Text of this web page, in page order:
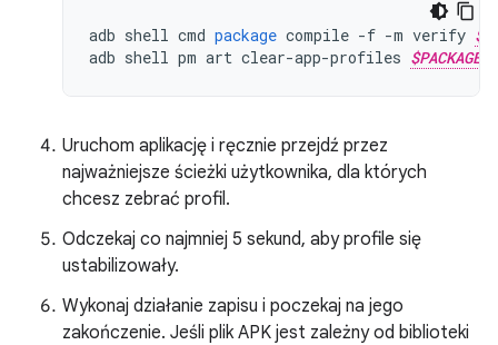
adb shell cmd package compile -f -m verify
adb shell pm art clear-app-profiles
Uruchom aplikację i ręcznie przejdź przez
najważniejsze ścieżki użytkownika, dla których
chcesz zebrać profil.
Odczekaj co najmniej 5 sekund, aby profile się
ustabilizowały.
Wykonaj działanie zapisu i poczekaj na jego
zakończenie. Jeśli plik APK jest zależny od biblioteki